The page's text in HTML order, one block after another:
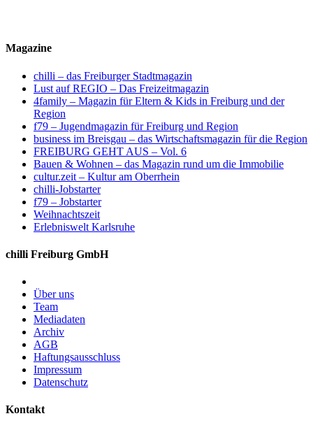
Magazine
chilli – das Freiburger Stadtmagazin
Lust auf REGIO – Das Freizeitmagazin
4family – Magazin für Eltern & Kids in Freiburg und der
Region
f79 – Jugendmagazin für Freiburg und Region
business im Breisgau – das Wirtschaftsmagazin für die Region
FREIBURG GEHT AUS – Vol. 6
Bauen & Wohnen – das Magazin rund um die Immobilie
cultur.zeit – Kultur am Oberrhein
chilli-Jobstarter
f79 – Jobstarter
Weihnachtszeit
Erlebniswelt Karlsruhe
chilli Freiburg GmbH
Über uns
Team
Mediadaten
Archiv
AGB
Haftungsausschluss
Impressum
Datenschutz
Kontakt